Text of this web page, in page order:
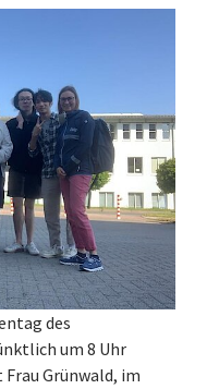
des
um 8 Uhr
Grünwald, im